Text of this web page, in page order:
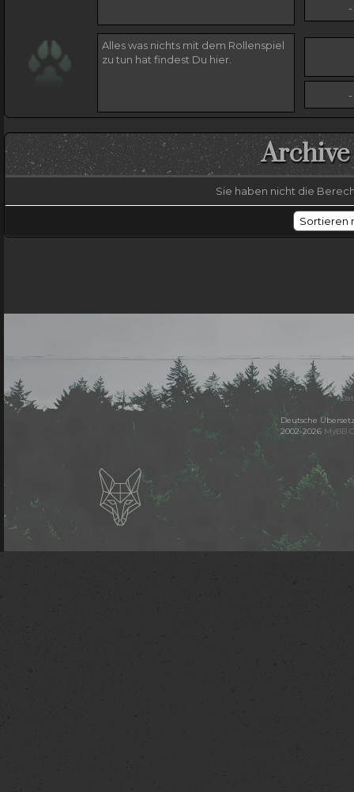
Alles was nichts mit dem Rollenspiel
zu tun hat findest Du hier.
Archive
Sie haben nicht die
Deutsche
2002-2026 MyBB